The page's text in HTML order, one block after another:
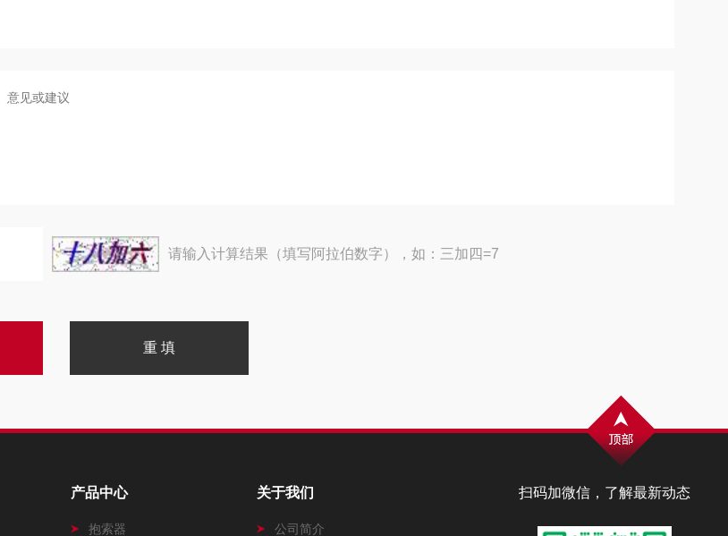
请输入计算结果（填写阿拉伯数字），如：三加四=7
扫码加微信，了解最新动态
产品中心
抱索器
关于我们
公司简介